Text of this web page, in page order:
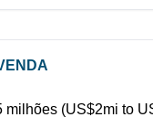
milhões (US$2mi to